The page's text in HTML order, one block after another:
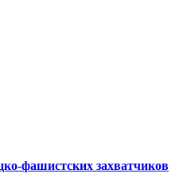
фашистских захватчиков